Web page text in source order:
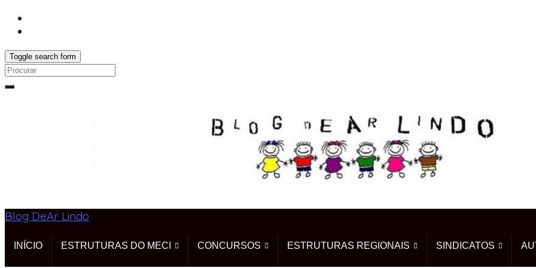
Toggle search form
Search
Blog DeAr Lindo
INÍCIO ESTRUTURAS DO MECI CONCURSOS ESTRUTURAS REGIONAIS SINDICATOS